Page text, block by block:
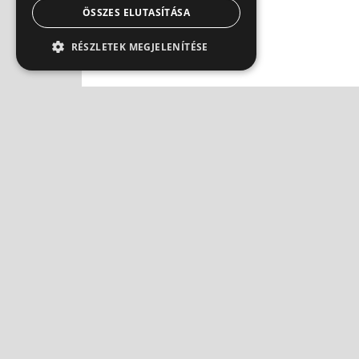
ÖSSZES ELUTASÍTÁSA
RÉSZLETEK MEGJELENÍTÉSE